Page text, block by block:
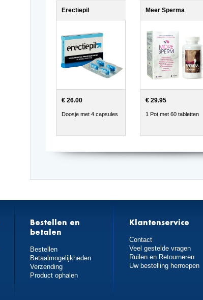
Erectiepil
€ 26.00
Doosje met 4 capsules
Meer Sperma
€ 29.95
1 Pot met 60 tabletten
Bestellen en
betalen
Bestellen
Betaalmogelijkheden
Verzending
Product ophalen
Klantenservice
Contact
Veel gestelde vragen
Ruilen en Retourneren
Uw bestelling herroepen